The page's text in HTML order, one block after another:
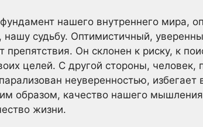
нашего внутреннего мира,
нашу судьбу. Оптимистичный,
препятствия. Он склонен к риску, к
целей. С другой стороны,
неуверенностью,
образом, качество нашего
жизни.